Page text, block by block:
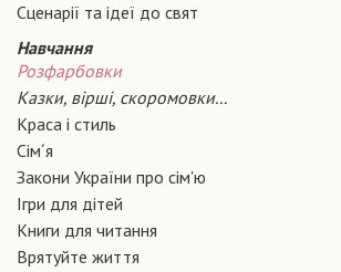
Сценарiї та iдеї до свят
Навчання
Розфарбовки
Казки, вірші, скоромовки...
Краса і стиль
Сiм´я
Закони України про сiм'ю
Ігри для дітей
Книги для читання
Врятуйте життя